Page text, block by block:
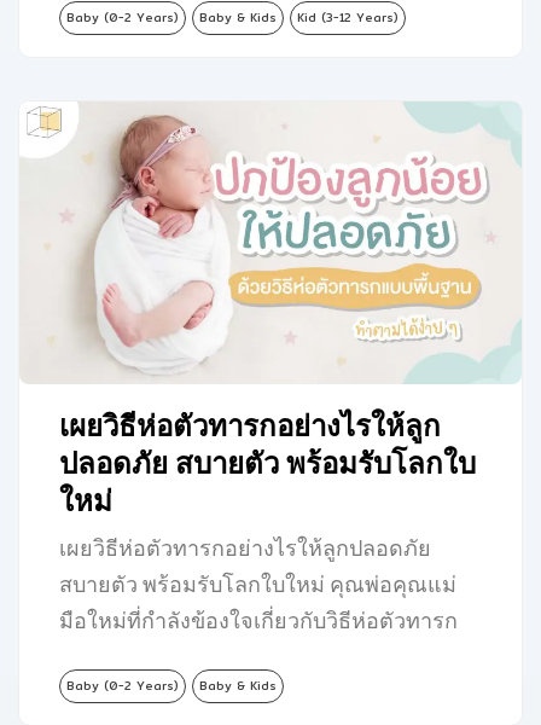
Baby (0-2 Years) Baby & Kids Kid (3-12 Years)
เผยวิธีห่อตัวทารกอย่างไรให้ลูก
ปลอดภัย สบายตัว พร้อมรับโลกใบ
ใหม่
เผยวิธีห่อตัวทารกอย่างไรให้ลูกปลอดภัย
สบายตัว พร้อมรับโลกใบใหม่ คุณพ่อคุณแม่
มือใหม่ที่กำลังข้องใจเกี่ยวกับวิธีห่อตัวทารก
ปลอดภัย…
Baby (0-2 Years) Baby & Kids